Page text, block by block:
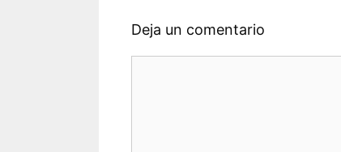
Deja un comentario